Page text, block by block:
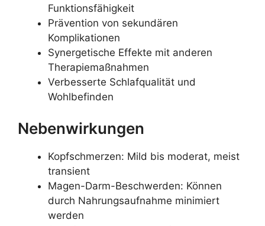
Funktionsfähigkeit
Prävention von sekundären
Komplikationen
Synergetische Effekte mit anderen
Therapiemaßnahmen
Verbesserte Schlafqualität und
Wohlbefinden
Nebenwirkungen
Kopfschmerzen: Mild bis moderat, meist
transient
Magen-Darm-Beschwerden: Können
durch Nahrungsaufnahme minimiert
werden